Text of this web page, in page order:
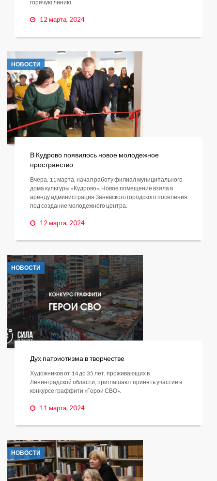
горячую линию.
12 марта, 2024
НОВОСТИ
В Кудрово появилось новое молодежное
пространство
Вчера, 11 марта, начал работу филиал муниципального
дома культуры «Кудрово». Новое помещение взяла в
аренду администрация Заневского городского поселения
под создание молодежного центра.
12 марта, 2024
НОВОСТИ
Дух патриотизма в творчестве
Художников от 14 до 35 лет, проживающих в
Ленинградской области, приглашают принять участие в
конкурсе граффити «Герои СВО».
11 марта, 2024
НОВОСТИ